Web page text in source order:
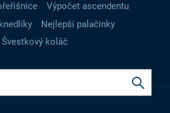
Výpočet ascendentu
Nejlepší palačinky
Švestkový koláč